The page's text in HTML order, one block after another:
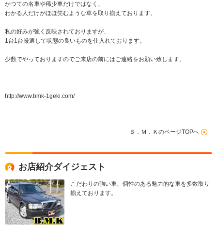
かつての名車や稀少車だけではなく、
わかる人だけがほほ笑むような車を取り揃えております。
私の好みが強く反映されておりますが、
1台1台厳選して状態の良いものを仕入れております。
少数でやっておりますのでご来店の前にはご連絡をお願い致します。
http://www.bmk-1geki.com/
Ｂ．Ｍ．ＫのページTOPへ
お店紹介ダイジェスト
こだわりの強い車、個性のある魅力的な車を多数取り
揃えております。